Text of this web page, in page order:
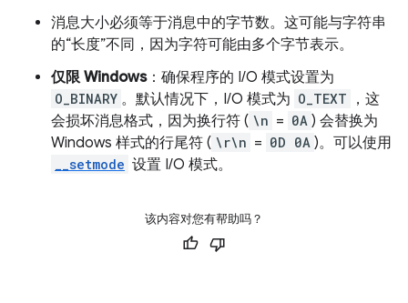
消息大小必须等于消息中的字节数。这可能与字符串
的“长度”不同，因为字符可能由多个字节表示。
仅限 Windows：确保程序的 I/O 模式设置为
O_BINARY 。默认情况下，I/O 模式为 O_TEXT
，这
会损坏消息格式，因为换行符 ( \n = 0A ) 会替换为
Windows 样式的行尾符 ( \r\n = 0D 0A )。可以使用
__setmode 设置 I/O 模式。
该内容对您有帮助吗？